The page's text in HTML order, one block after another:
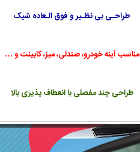
طراحـی بی نظـیر و فوق الـعاده شیک
مناسب آینه خودرو، صندلی، میز، کابینت و …
طراحی چند مفصلی با انعطاف پذیری بالا